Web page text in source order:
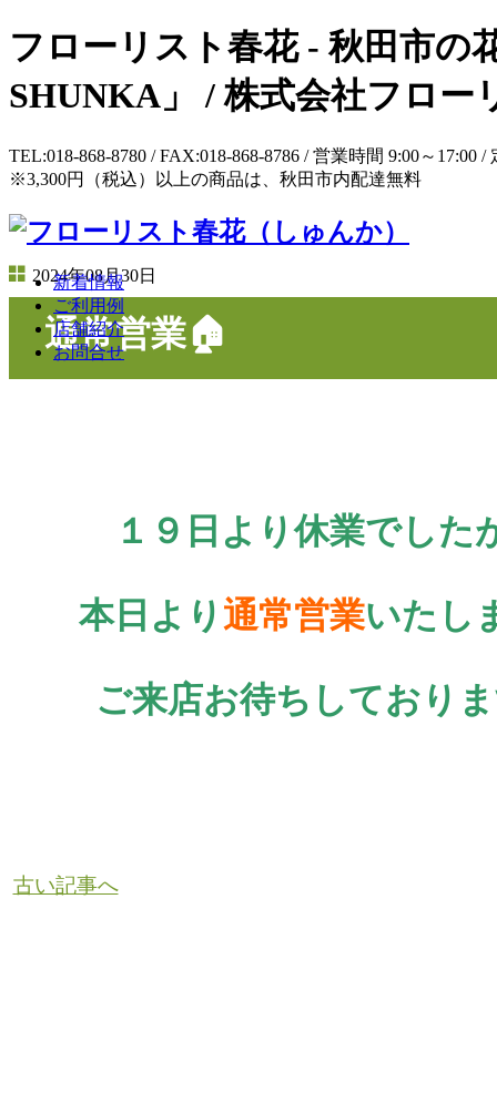
フローリスト春花 - 秋田市の
SHUNKA」 / 株式会社フロー
TEL:018-868-8780 / FAX:018-868-8786 / 営業時間 9:00～
※3,300円（税込）以上の商品は、秋田市内配達無料
新着情報
ご利用例
店舗紹介
お問合せ
2024年08月30日
通常営業🏠
１９日より休業でした
本日より 通常営業いたし
ご来店お待ちしており
古い記事へ